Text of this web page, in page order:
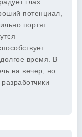
глаз.
потенциал,
портят
время. В
на вечер, но